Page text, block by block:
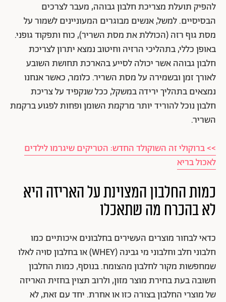
להפיק תועלת מצריכת חלבון גבוהה, מעבר לצרכים
הבסיסיים. למשל, אנשים מבוגרים המעוניינים לשמור על
מסת גוף רזה (הכוללת את מסת השריר), כוח ותפקוד גופני.
באופן כללי, בתהליכי הרזיה וחיטוב נמצא יתרון לצריכת
חלבון גבוהה אשר יכולה לסייע בהארכת תחושת השובע
לאורך זמן ובשמירה על מסת השריר. כלומר, כאשר אנחנו
נמצאים בתהליך ירידה במשקל, ככל שנקפיד על צריכת
חלבון נוכל להוריד יותר מרקמת השומן ופחות לפגוע ברקמת
השריר.
>> ברוקולי זה השוקולד החדש: הטריקים שיגרמו לילדים
לאכול בריא
כמות החלבון המצוינת על האריזה היא
לא בהכרח מה שתאכלו
כדאי לבחור מוצרים העשירים בחלבונים איכותיים כמו
חלבוני חלב וחלבוני מי גבינה (WHEY) או בחלבון סויה לאלו
שמחפשות מקור לחלבון מהצומח. בנוסף, כמות החלבון
חשובה בעת בחירת מוצר מזון, ולרוב תצוין בחזית האריזה
של מוצרי החלבון בצורה כזו או אחרת. יחד עם זאת, לא